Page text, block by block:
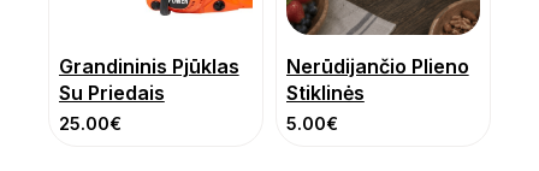
Grandininis Pjūklas
Su Priedais
25.00€
Nerūdijančio Plieno
Stiklinės
5.00€